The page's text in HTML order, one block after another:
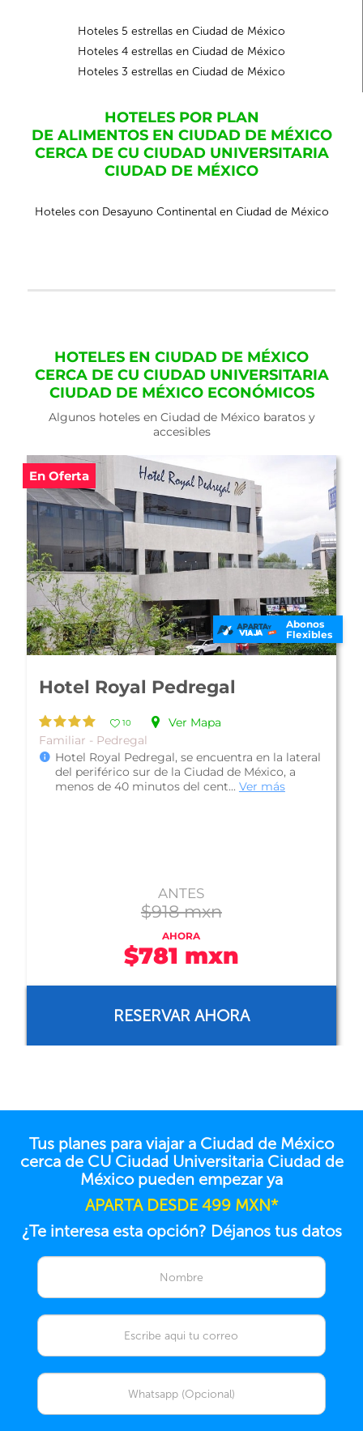
Hoteles 5 estrellas en Ciudad de México
Hoteles 4 estrellas en Ciudad de México
Hoteles 3 estrellas en Ciudad de México
HOTELES POR PLAN
DE ALIMENTOS EN CIUDAD DE MÉXICO
CERCA DE CU CIUDAD UNIVERSITARIA
CIUDAD DE MÉXICO
Hoteles con Desayuno Continental en Ciudad de México
HOTELES EN CIUDAD DE MÉXICO
CERCA DE CU CIUDAD UNIVERSITARIA
CIUDAD DE MÉXICO ECONÓMICOS
Algunos hoteles en Ciudad de México baratos y
accesibles
En Oferta
Abonos
Flexibles
Fiesta Inn Insurgentes Sur
10
Ver Mapa
Negocios - Insurgentes Sur
Fiesta Inn Insurgentes Sur es un hotel de
business class localizado en el Centro
Comercial Insurgentes, en una de las más ...
ANTES
$1,340 mxn
AHORA
$1,072 mxn
RESERVAR AHORA
Tus planes para viajar a Ciudad de México
cerca de CU Ciudad Universitaria Ciudad de
México pueden empezar ya
APARTA DESDE 499 MXN*
¿Te interesa esta opción? Déjanos tus datos